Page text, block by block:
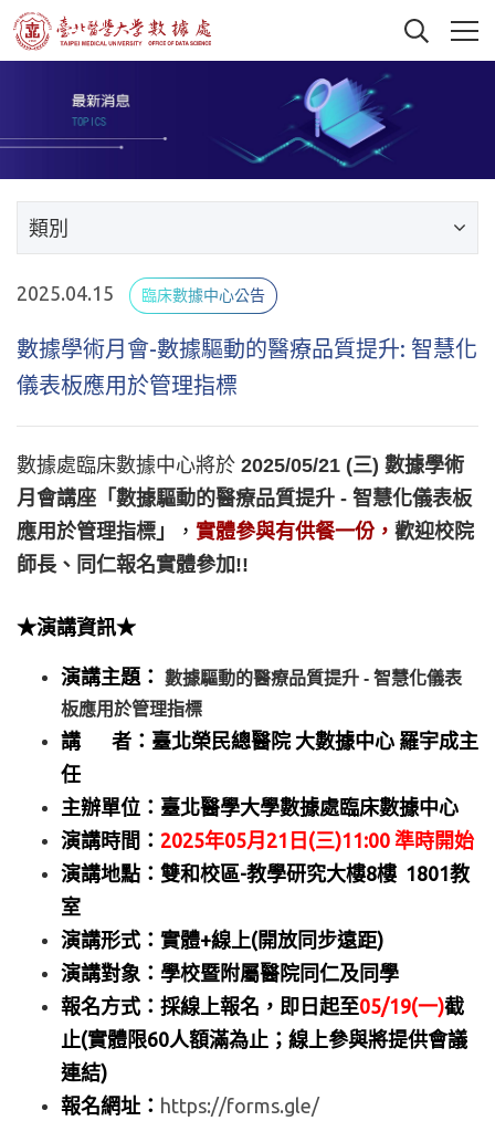
類別
2025.04.15 臨床數據中心公告
數據學術月會-數據驅動的醫療品質提升: 智慧化
儀表板應用於管理指標
數據處臨床數據中心將於 2025/05/21 (三) 數據學術
月會講座「數據驅動的醫療品質提升 - 智慧化儀表板
應用於管理指標」
， 實體參與有供餐一份， 歡迎校院
師長、同仁報名實體參加!!
★演講資訊★
演講主題：
數據驅動的醫療品質提升 - 智慧化儀表
板應用於管理指標
講 者：臺北榮民總醫院 大數據中心 羅宇成主
任
主辦單位：臺北醫學大學數據處臨床數據中心
演講時間： 2025年05月21日(三)11:00 準時開始
演講地點：雙和校區-教學研究大樓8樓 1801教
室
演講形式：實體+線上(開放同步遠距)
演講對象： 學校暨附屬醫院同仁及同學
報名方式：採線上報名，即日起至05/19(一)截
止(實體限60人額滿為止；線上參與將提供會議
連結)
報名網址： https://forms.gle/